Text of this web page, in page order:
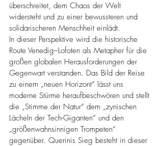
überschreitet, dem Chaos der Welt
widersteht und zu einer bewussteren und
solidarischeren Menschheit einlädt.
In dieser Perspektive wird die historische
Route Venedig–Lofoten als Metapher für die
großen globalen Herausforderungen der
Gegenwart verstanden. Das Bild der Reise
zu einem „neuen Horizont“ lässt uns
moderne Stürme heraufbeschwören und stellt
die „Stimme der Natur“ dem „zynischen
Lächeln der Tech-Giganten“ und den
„größenwahnsinnigen Trompeten“
gegenüber. Querinis Sieg besteht in dieser